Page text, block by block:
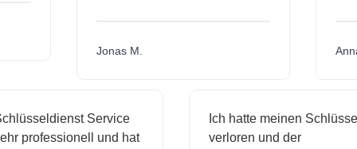
Jonas M.
Service
professionell und hat
Ich hatte meinen Schlüssel
verloren und der